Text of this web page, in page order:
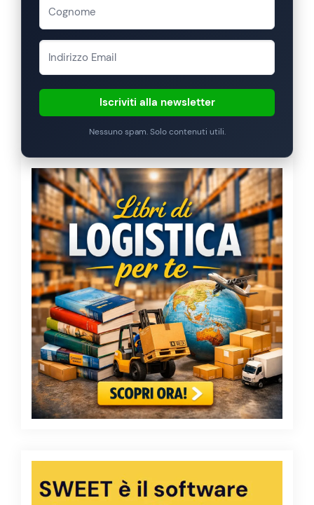
Iscriviti alla newsletter
Nessuno spam. Solo contenuti utili.